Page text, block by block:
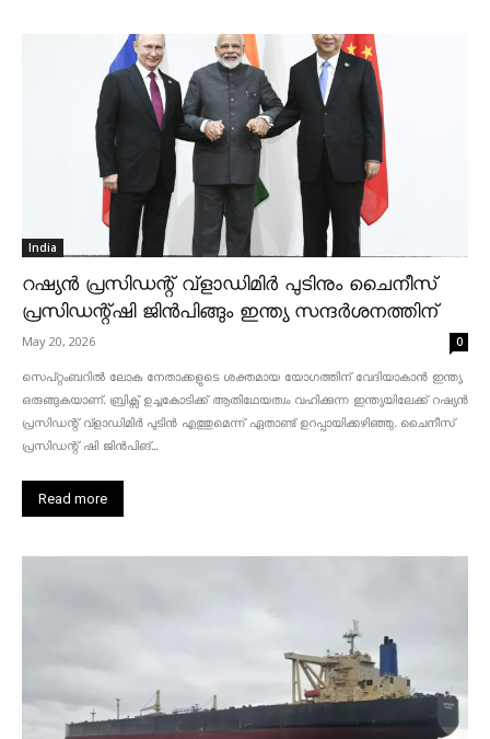
India
റഷ്യൻ പ്രസിഡന്റ് വ്‌ളാഡിമിർ പുടിനും ചൈനീസ്
പ്രസിഡന്റ്ഷി ജിൻപിങ്ങും ഇന്ത്യ സന്ദർശനത്തിന്
May 20, 2026 0
സെപ്റ്റംബറിൽ ലോക നേതാക്കളുടെ ശക്തമായ യോഗത്തിന് വേദിയാകാൻ ഇന്ത്യ
ഒരുങ്ങുകയാണ്. ബ്രിക്സ് ഉച്ചകോടിക്ക് ആതിഥേയത്വം വഹിക്കുന്ന ഇന്ത്യയിലേക്ക് റഷ്യൻ
പ്രസിഡന്റ് വ്‌ളാഡിമിർ പുടിൻ എത്തുമെന്ന് ഏതാണ്ട് ഉറപ്പായിക്കഴിഞ്ഞു. ചൈനീസ്
പ്രസിഡന്റ് ഷി ജിൻപിങ്...
Read more